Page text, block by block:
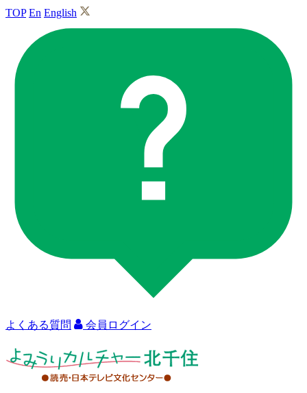
TOP En English
よくある質問 会員ログイン